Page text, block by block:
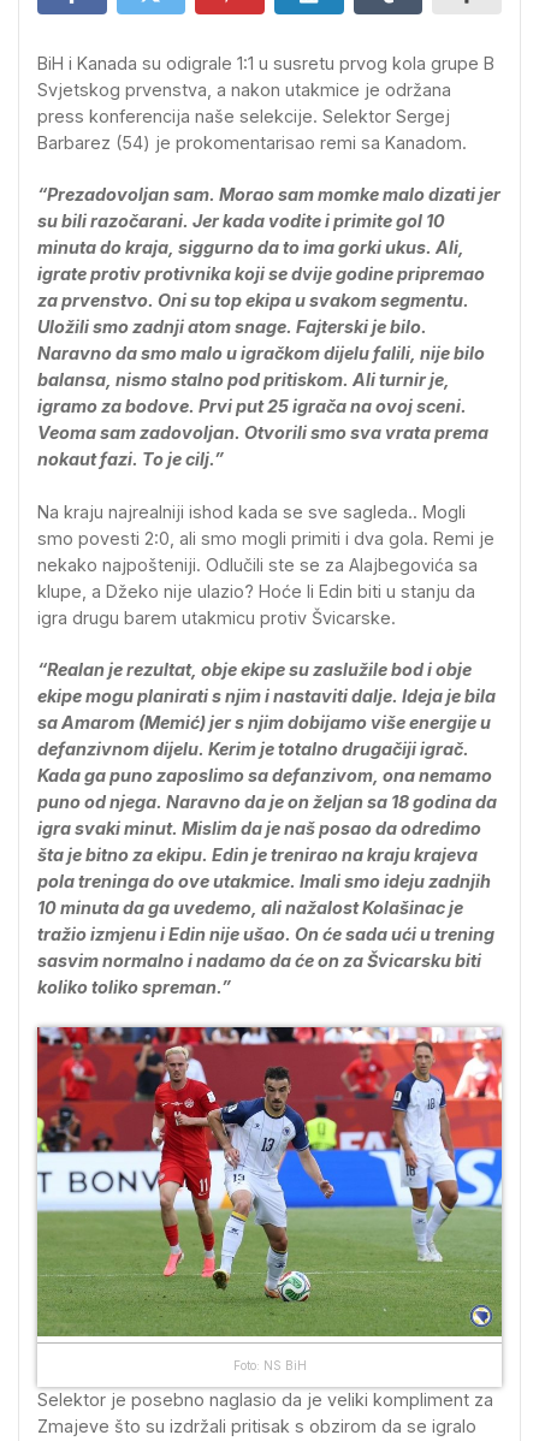
BiH i Kanada su odigrale 1:1 u susretu prvog kola grupe B
Svjetskog prvenstva, a nakon utakmice je održana
press konferencija naše selekcije. Selektor Sergej
Barbarez (54) je prokomentarisao remi sa Kanadom.
“Prezadovoljan sam. Morao sam momke malo dizati jer
su bili razočarani. Jer kada vodite i primite gol 10
minuta do kraja, siggurno da to ima gorki ukus. Ali,
igrate protiv protivnika koji se dvije godine pripremao
za prvenstvo. Oni su top ekipa u svakom segmentu.
Uložili smo zadnji atom snage. Fajterski je bilo.
Naravno da smo malo u igračkom dijelu falili, nije bilo
balansa, nismo stalno pod pritiskom. Ali turnir je,
igramo za bodove. Prvi put 25 igrača na ovoj sceni.
Veoma sam zadovoljan. Otvorili smo sva vrata prema
nokaut fazi. To je cilj.”
Na kraju najrealniji ishod kada se sve sagleda.. Mogli
smo povesti 2:0, ali smo mogli primiti i dva gola. Remi je
nekako najpošteniji. Odlučili ste se za Alajbegovića sa
klupe, a Džeko nije ulazio? Hoće li Edin biti u stanju da
igra drugu barem utakmicu protiv Švicarske.
“Realan je rezultat, obje ekipe su zaslužile bod i obje
ekipe mogu planirati s njim i nastaviti dalje. Ideja je bila
sa Amarom (Memić) jer s njim dobijamo više energije u
defanzivnom dijelu. Kerim je totalno drugačiji igrač.
Kada ga puno zaposlimo sa defanzivom, ona nemamo
puno od njega. Naravno da je on željan sa 18 godina da
igra svaki minut. Mislim da je naš posao da odredimo
šta je bitno za ekipu. Edin je trenirao na kraju krajeva
pola treninga do ove utakmice. Imali smo ideju zadnjih
10 minuta da ga uvedemo, ali nažalost Kolašinac je
tražio izmjenu i Edin nije ušao. On će sada ući u trening
sasvim normalno i nadamo da će on za Švicarsku biti
koliko toliko spreman.”
Foto: NS BiH
Selektor je posebno naglasio da je veliki kompliment za
Zmajeve što su izdržali pritisak s obzirom da se igralo